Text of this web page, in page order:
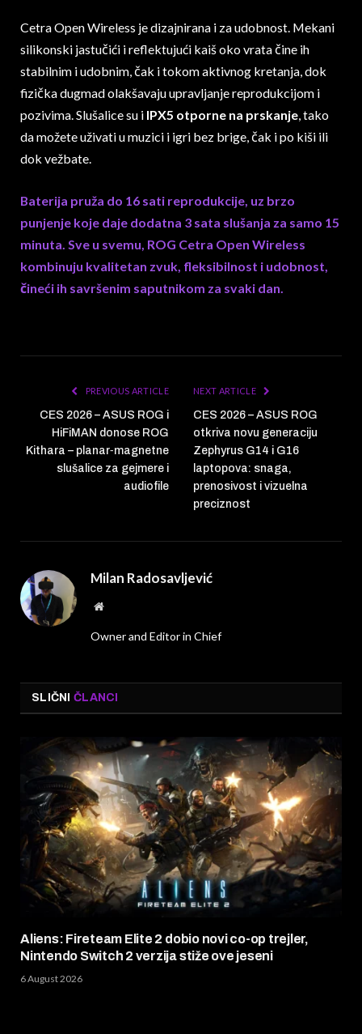
Cetra Open Wireless je dizajnirana i za udobnost. Mekani
silikonski jastučići i reflektujući kaiš oko vrata čine ih
stabilnim i udobnim, čak i tokom aktivnog kretanja, dok
fizička dugmad olakšavaju upravljanje reprodukcijom i
pozivima. Slušalice su i IPX5 otporne na prskanje, tako
da možete uživati u muzici i igri bez brige, čak i po kiši ili
dok vežbate.
Baterija pruža do 16 sati reprodukcije, uz brzo
punjenje koje daje dodatna 3 sata slušanja za samo 15
minuta. Sve u svemu, ROG Cetra Open Wireless
kombinuju kvalitetan zvuk, fleksibilnost i udobnost,
čineći ih savršenim saputnikom za svaki dan.
PREVIOUS ARTICLE
CES 2026 – ASUS ROG i
HiFiMAN donose ROG
Kithara – planar‑magnetne
slušalice za gejmere i
audiofile
NEXT ARTICLE
CES 2026 – ASUS ROG
otkriva novu generaciju
Zephyrus G14 i G16
laptopova: snaga,
prenosivost i vizuelna
preciznost
Milan Radosavljević
Website
Owner and Editor in Chief
SLIČNI ČLANCI
Aliens: Fireteam Elite 2 dobio novi co-op trejler,
Nintendo Switch 2 verzija stiže ove jeseni
6 August 2026